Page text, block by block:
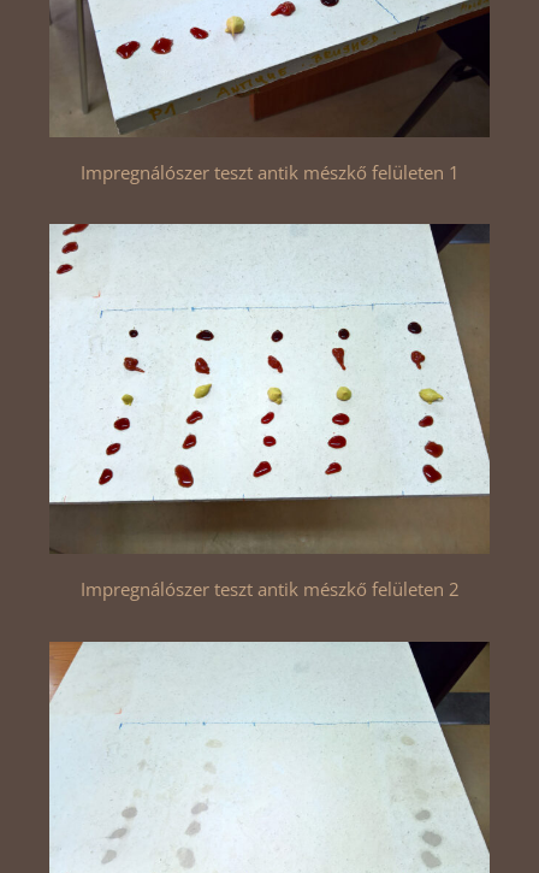
Impregnálószer teszt antik mészkő felületen 1
Impregnálószer teszt antik mészkő felületen 2